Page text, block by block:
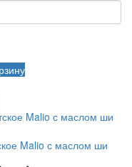
Malio с маслом ши